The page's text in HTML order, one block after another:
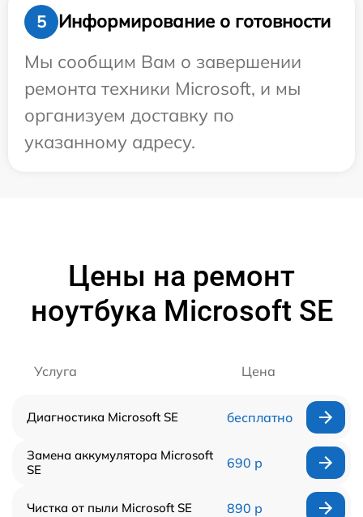
5
Информирование о готовности
Мы сообщим Вам о завершении
ремонта техники Microsoft, и мы
организуем доставку по
указанному адресу.
Цены на ремонт
ноутбука Microsoft SE
Услуга Цена
Диагностика Microsoft SE бесплатно
Замена аккумулятора Microsoft
SE
690 р
Чистка от пыли Microsoft SE 890 р